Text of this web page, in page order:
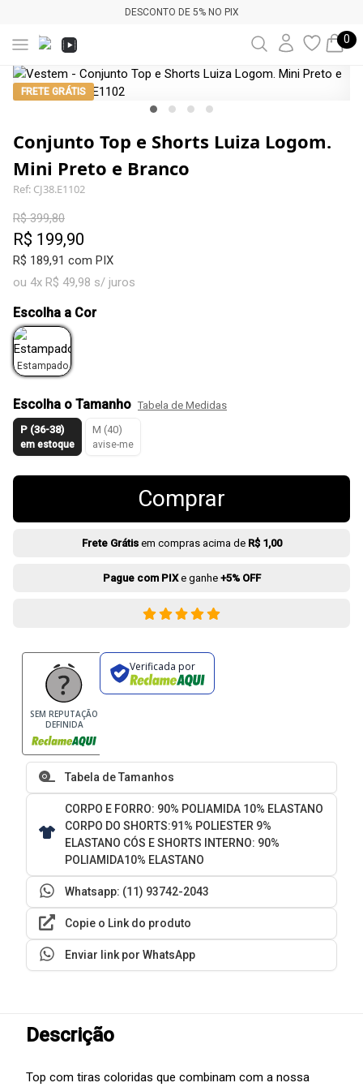
DESCONTO DE 5% NO PIX
0
FRETE GRÁTIS
Conjunto Top e Shorts Luiza Logom.
Mini Preto e Branco
Ref: CJ38.E1102
R$ 399,80
R$ 199,90
R$ 189,91 com PIX
ou 4x R$ 49,98 s/ juros
Escolha a Cor
Estampado
Escolha o Tamanho Tabela de Medidas
P (36-38)
em estoque
M (40)
avise-me
Comprar
Frete Grátisem compras acima de R$ 1,00
Pague com PIXe ganhe +5% OFF
SEM REPUTAÇÃO
DEFINIDA
Verificada por
Tabela de Tamanhos
CORPO E FORRO: 90% POLIAMIDA 10% ELASTANO
CORPO DO SHORTS:91% POLIESTER 9%
ELASTANO CÓS E SHORTS INTERNO: 90%
POLIAMIDA10% ELASTANO
Whatsapp: (11) 93742-2043
Copie o Link do produto
Enviar link por WhatsApp
Descrição
Top com tiras coloridas que combinam com a nossa